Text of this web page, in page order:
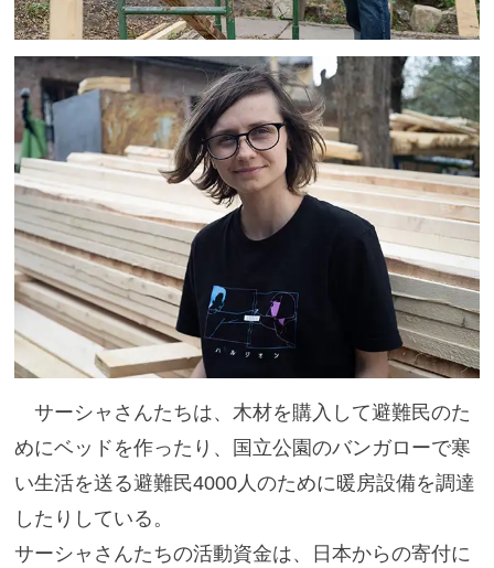
サーシャさんたちは、木材を購入して避難民のた
めにベッドを作ったり、国立公園のバンガローで寒
い生活を送る避難民4000人のために暖房設備を調達
したりしている。
サーシャさんたちの活動資金は、日本からの寄付に